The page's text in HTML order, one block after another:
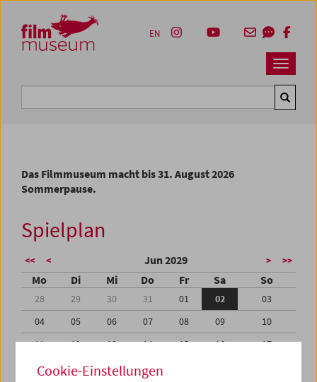
Zum Inhalt
Zum Hauptmenü
Zur Servicenavigation
Zum Suche
Navbar
EN
Das Filmmuseum macht bis 31. August 2026
Sommerpause.
Spielplan
<< < Jun 2029 > >>
Mo Di Mi Do Fr Sa So
28 29 30 31 01 02
03
04
05 06 07 08 09
10
11
12 13 14 15 16
17
18
19 20 21
Cookie-Einstellungen